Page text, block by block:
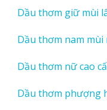
Dầu thơm giữ mùi
Dầu thơm nam mùi
Dầu thơm nữ cao
Dầu thơm phượng